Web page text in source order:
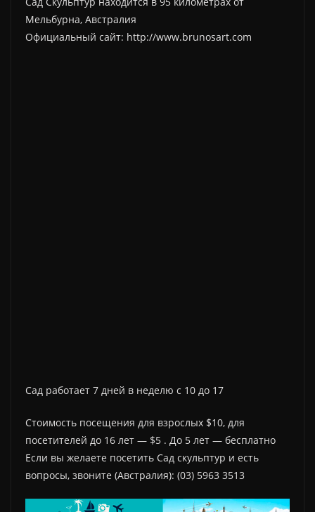
Мельбурна, Австралия
Официальный сайт: http://www.brunosart.com
Сад работает 7 дней в неделю с 10 до 17
Стоимость посещения для взрослых $10, для
посетителей до 16 лет — $5 . До 5 лет — бесплатно
Если вы желаете посетить Сад скульптур и есть
вопросы, звоните (Австралия): (03) 5963 3513